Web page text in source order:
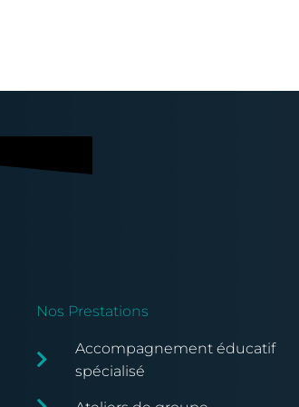
Nos Prestations
Accompagnement éducatif
spécialisé